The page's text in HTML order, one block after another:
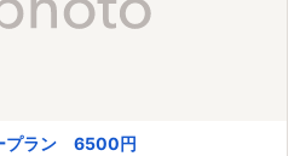
プラン 6500円